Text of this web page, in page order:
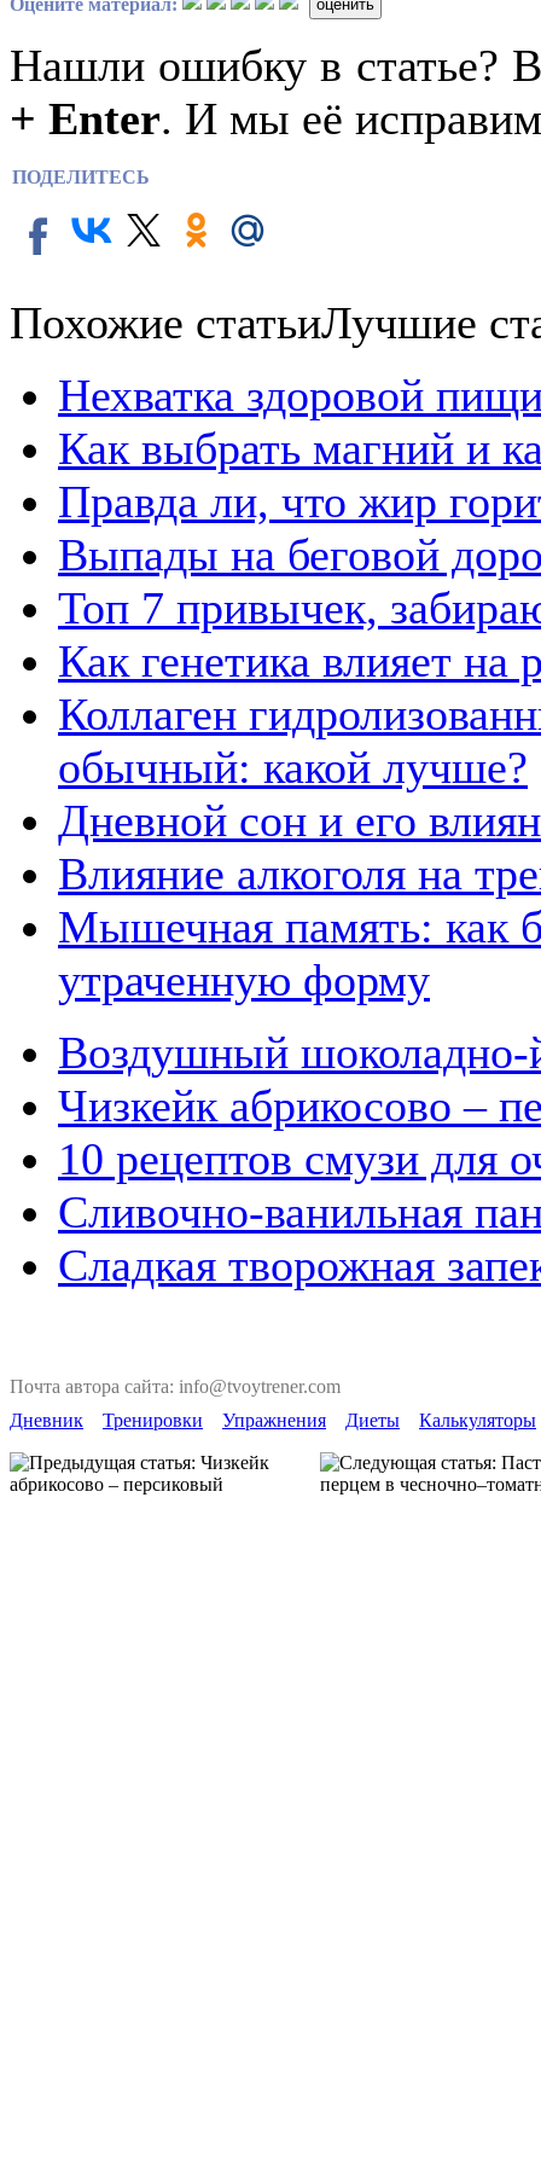
оценить
Нашли ошибку в статье?
+ Enter. И мы её
ПОДЕЛИТЕСЬ
Похожие статьиЛучшие
Нехватка здоровой
Как выбрать магний и
Правда ли, что жир
Выпады на беговой
Топ 7 привычек,
Как генетика влияет
Коллаген
обычный: какой лучше?
Дневной сон и его
Влияние алкоголя на
Мышечная память: как
утраченную форму
Воздушный шоколадно-
Чизкейк абрикосово –
10 рецептов смузи для
Сливочно-ванильная
Сладкая творожная
Почта автора сайта: info@tvoytrener.com
Дневник
Тренировки Упражнения Диеты Калькуляторы